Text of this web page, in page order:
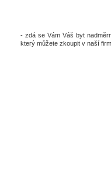
- zdá se Vám Váš byt
který můžete zkoupit v naší